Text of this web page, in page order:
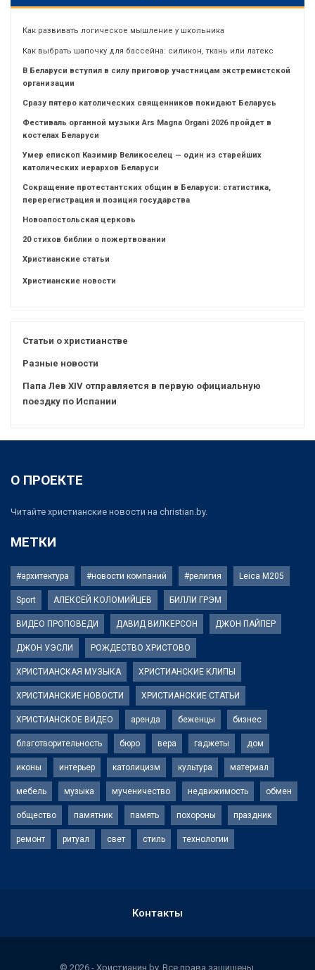
Как развивать логическое мышление у школьника
Как выбрать шапочку для бассейна: силикон, ткань или латекс
В Беларуси вступил в силу приговор участницам экстремистской
организации
Сразу пятеро католических священников покидают Беларусь
Фестиваль органной музыки Ars Magna Organi 2026 пройдет в
костелах Беларуси
Умер епископ Казимир Великоселец — один из старейших
католических иерархов Беларуси
Сокращение протестантских общин в Беларуси: статистика,
перерегистрация и позиция государства
Новоапостольская церковь
20 стихов библии о пожертвовании
Христианские статьи
Христианские новости
Статьи о христианстве
Разные новости
Папа Лев XIV отправляется в первую официальную
поездку по Испании
О ПРОЕКТЕ
Читайте христианские новости на christian.by.
МЕТКИ
#архитектура #новости компаний #религия Leica M205
Sport АЛЕКСЕЙ КОЛОМИЙЦЕВ БИЛЛИ ГРЭМ
ВИДЕО ПРОПОВЕДИ ДАВИД ВИЛКЕРСОН ДЖОН ПАЙПЕР
ДЖОН УЭСЛИ РОЖДЕСТВО ХРИСТОВО
ХРИСТИАНСКАЯ МУЗЫКА ХРИСТИАНСКИЕ КЛИПЫ
ХРИСТИАНСКИЕ НОВОСТИ ХРИСТИАНСКИЕ СТАТЬИ
ХРИСТИАНСКОЕ ВИДЕО аренда беженцы бизнес
благотворительность бюро вера гаджеты дом
иконы интерьер католицизм культура материал
мебель музыка мученичество недвижимость обмен
общество памятник память похороны праздник
ремонт ритуал свет стиль технологии
Контакты
© 2026 - Христианин.by. Все права защищены.